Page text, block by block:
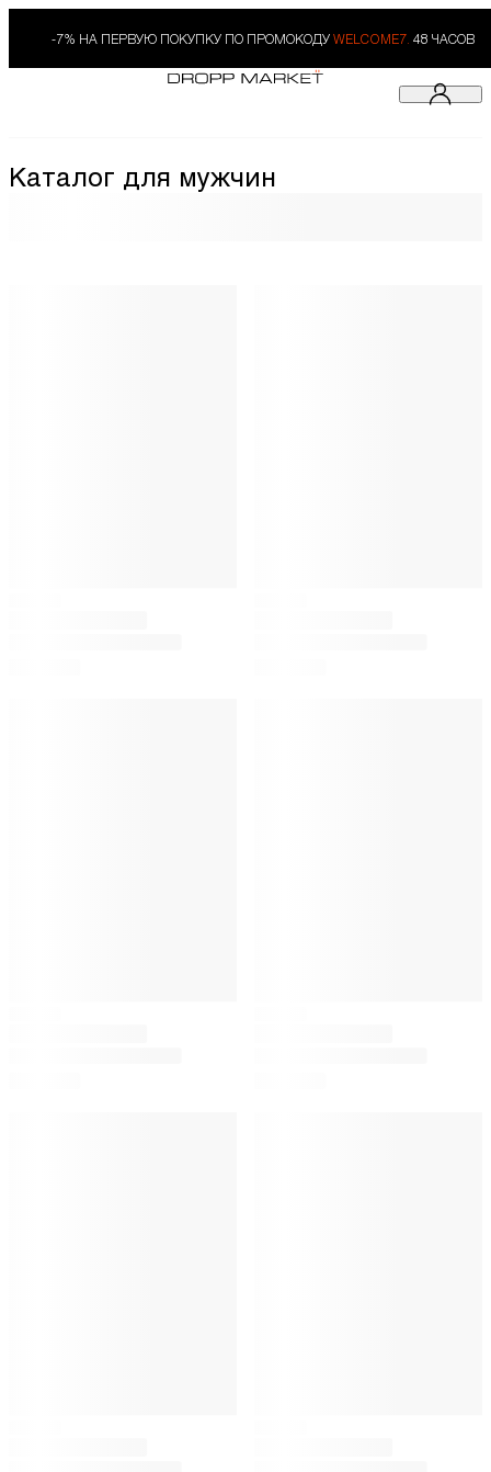
-7% НА ПЕРВУЮ ПОКУПКУ ПО ПРОМОКОДУ WELCOME7. 48 ЧАСОВ
Каталог для мужчин